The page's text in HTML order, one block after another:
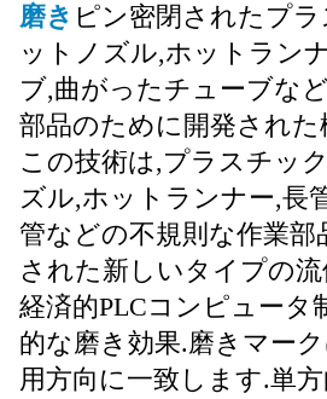
磨き ピン密閉されたプ
ットノズル,ホットラン
ブ,曲がったチューブな
部品のために開発された
この技術は,プラスチッ
ズル,ホットランナー,長
管などの不規則な作業部
された新しいタイプの
経済的PLCコンピュータ
的な磨き効果.磨きマー
用方向に一致します.単